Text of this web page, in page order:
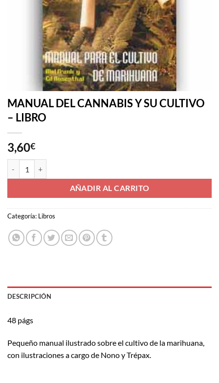
MANUAL DEL CANNABIS Y SU CULTIVO
– LIBRO
3,60€
AÑADIR AL CARRITO
Categoría: Libros
DESCRIPCIÓN
48 págs
Pequeño manual ilustrado sobre el cultivo de la marihuana,
con ilustraciones a cargo de Nono y Trépax.